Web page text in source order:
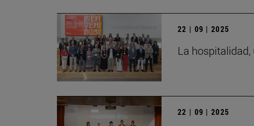
22 | 09 | 2025
La
22 | 09 | 2025